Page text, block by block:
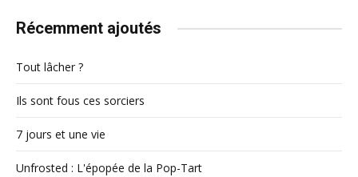
Récemment ajoutés
Tout lâcher ?
Ils sont fous ces sorciers
7 jours et une vie
Unfrosted : L'épopée de la Pop-Tart